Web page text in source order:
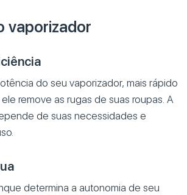
vaporizador
do seu vaporizador, mais rápido
remove as rugas de suas roupas. A
de suas necessidades e
determina a autonomia de seu